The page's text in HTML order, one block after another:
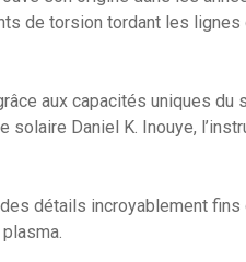
de torsion tordant les lignes
aux capacités uniques du
solaire Daniel K. Inouye,
détails incroyablement